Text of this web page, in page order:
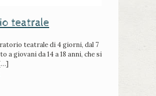
teatrale
teatrale di 4 giorni, dal 7
a giovani da 14 a 18 anni, che si